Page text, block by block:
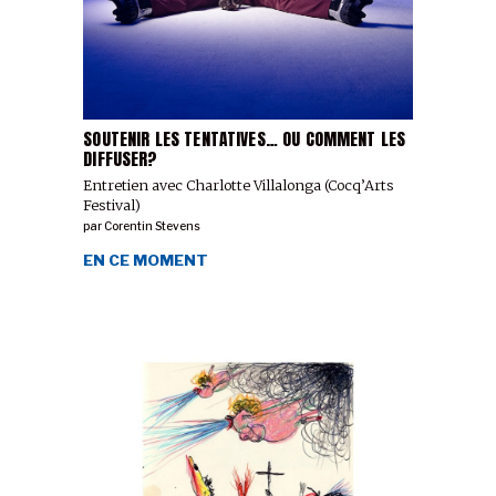
SOUTENIR LES TENTATIVES… OU COMMENT LES
DIFFUSER?
Entretien avec Charlotte Villalonga (Cocq’Arts
Festival)
parCorentin Stevens
EN CE MOMENT